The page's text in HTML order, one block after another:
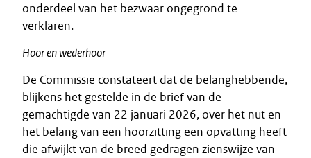
onderdeel van het bezwaar ongegrond te
verklaren.
Hoor en wederhoor
De Commissie constateert dat de belanghebbende,
blijkens het gestelde in de brief van de
gemachtigde van 22 januari 2026, over het nut en
het belang van een hoorzitting een opvatting heeft
die afwijkt van de breed gedragen zienswijze van